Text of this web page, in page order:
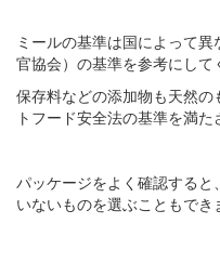
ミールの基準は国によって
官協会）の基準を参考にして
保存料などの添加物も天然
トフード安全法の基準を満た
パッケージをよく確認する
いないものを選ぶこともでき